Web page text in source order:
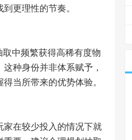
更理性的节奏。
中频繁获得高稀有度物
种身份并非体系赋予，
当所带来的优势体验。
家在较少投入的情况下就